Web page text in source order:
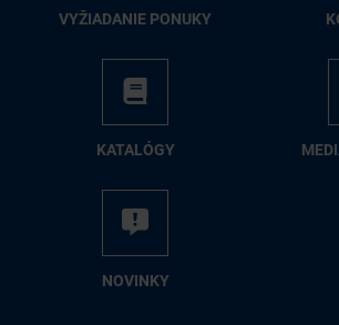
VY­ŽIA­DA­NIE PO­NU­KY
KA­TA­LÓ­GY
NO­VIN­KY